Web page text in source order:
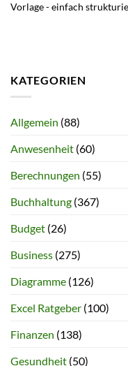
Vorlage - einfach
KATEGORIEN
Allgemein (88)
Anwesenheit (60)
Berechnungen (55)
Buchhaltung (367)
Budget (26)
Business (275)
Diagramme (126)
Excel Ratgeber (100)
Finanzen (138)
Gesundheit (50)